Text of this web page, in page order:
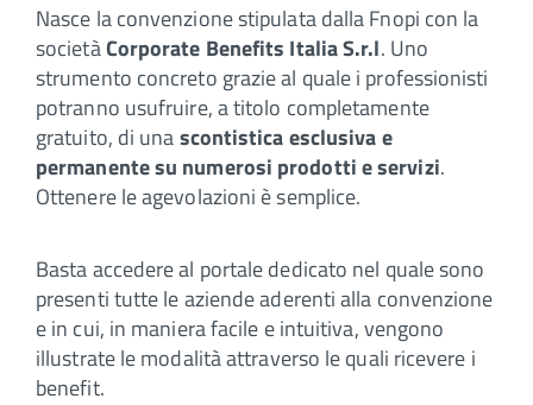
Nasce la convenzione stipulata dalla Fnopi con la
societàCorporate Benefits Italia S.r.l. Uno
strumento concreto grazie al quale i professionisti
potranno usufruire, a titolo completamente
gratuito, di unascontistica esclusiva e
permanente su numerosi prodotti e servizi.
Ottenere le agevolazioni è semplice.
Basta accedere al portale dedicato nel quale sono
presenti tutte le aziende aderenti alla convenzione
e in cui, in maniera facile e intuitiva, vengono
illustrate le modalità attraverso le quali ricevere i
benefit.